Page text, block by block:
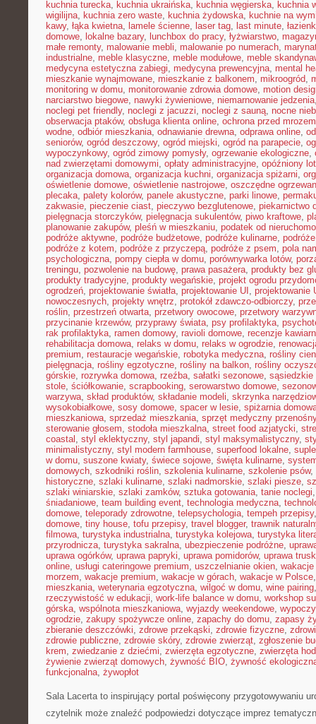
kuchnia turecka, kuchnia ukraińska, kuchnia węgierska, kuchnia
wigilijna, kuchnia zero waste, kuchnia żydowska, kuchnie na
kawy, łąka kwietna, lamele ścienne, laser tag, last minute,
domowe, lokalne bazary, lunchbox do pracy, łyżwiarstwo,
małe remonty, malowanie mebli, malowanie po numerach,
industrialne, meble klasyczne, meble modułowe, meble
medycyna estetyczna zabiegi, medycyna prewencyjna, mental
mieszkanie wynajmowane, mieszkanie z balkonem, mikroogród,
monitoring w domu, monitorowanie zdrowia domowe, motion
narciarstwo biegowe, nawyki żywieniowe, niemarnowanie jedzenia
noclegi pet friendly, noclegi z jacuzzi, noclegi z sauną, nocne
obserwacja ptaków, obsługa klienta online, ochrona przed mrozem
wodne, odbiór mieszkania, odnawianie drewna, odprawa online,
seniorów, ogród deszczowy, ogród miejski, ogród na parapecie,
wypoczynkowy, ogród zimowy pomysły, ogrzewanie ekologiczne,
nad zwierzętami domowymi, opłaty administracyjne, opóźniony lot
organizacja domowa, organizacja kuchni, organizacja spiżarni,
oświetlenie domowe, oświetlenie nastrojowe, oszczędne
plecaka, palety kolorów, panele akustyczne, parki linowe,
zakwasie, pieczenie ciast, pieczywo bezglutenowe, piekarnictwo
pielęgnacja storczyków, pielęgnacja sukulentów, piwo kraftowe,
planowanie zakupów, pleśń w mieszkaniu, podatek od
podróże aktywne, podróże budżetowe, podróże kulinarne,
podróże z kotem, podróże z przyczepą, podróże z psem, pola
psychologiczna, pompy ciepła w domu, porównywarka lotów,
treningu, pozwolenie na budowę, prawa pasażera, produkty bez
produkty tradycyjne, produkty wegańskie, projekt ogrodu
ogrodzeń, projektowanie światła, projektowanie UI , projektowanie
nowoczesnych, projekty wnętrz, protokół zdawczo-odbiorczy,
roślin, przestrzeń otwarta, przetwory owocowe, przetwory
przycinanie krzewów, przyprawy świata, psy profilaktyka,
rak profilaktyka, ramen domowy, ravioli domowe, recenzje
rehabilitacja domowa, relaks w domu, relaks w ogrodzie,
premium, restauracje wegańskie, robotyka medyczna, rośliny
pielęgnacja, rośliny egzotyczne, rośliny na balkon, rośliny
górskie, rozrywka domowa, rzeźba, sałatki sezonowe, sąsiedzkie
stole, ściółkowanie, scrapbooking, serowarstwo domowe,
warzywa, skład produktów, składanie modeli, skrzynka
wysokobiałkowe, sosy domowe, spacer w lesie, spiżarnia
mieszkaniowa, sprzedaż mieszkania, sprzęt medyczny przenośny
sterowanie głosem, stodoła mieszkalna, street food azjatycki,
coastal , styl eklektyczny, styl japandi, styl maksymalistyczny,
minimalistyczny, styl modern farmhouse, superfood lokalne,
w domu, suszone kwiaty, świece sojowe, święta kulinarne,
domowych, szkodniki roślin, szkolenia kulinarne, szkolenie psów,
historyczne, szlaki kulinarne, szlaki nadmorskie, szlaki piesze,
szlaki winiarskie, szlaki zamków, sztuka gotowania, tanie noclegi
śniadaniowe, team building event, technologia medyczna,
domowe, teleporady zdrowotne, telepsychologia, tempeh przepisy
domowe, tiny house, tofu przepisy, travel blogger, trawnik
filmowa, turystyka industrialna, turystyka kolejowa, turystyka
przyrodnicza, turystyka sakralna, ubezpieczenie podróżne,
uprawa ogórków, uprawa papryki, uprawa pomidorów, uprawa
online, usługi cateringowe premium, uszczelnianie okien,
morzem, wakacje premium, wakacje w górach, wakacje w Polsce
mieszkania, weterynaria egzotyczna, wilgoć w domu, wine pairing
rzeczywistość w edukacji, work-life balance w domu, workshop
górska, wspólnota mieszkaniowa, wyjazdy weekendowe,
ogrodzie, zakupy spożywcze online, zapachy do domu, zapasy
zbieranie deszczówki, zdrowe przekąski, zdrowie fizyczne,
zdrowie publiczne, zdrowie skóry, zdrowie zwierząt, zgłoszenie
krem, zwiedzanie z dziećmi, zwierzęta egzotyczne, zwierzęta
żywienie zwierząt domowych, żywność BIO, żywność
funkcjonalna, żywopłot
Sala Lacerta to inspirujący portal poświęcony przygotowywaniu
czytelnik może znaleźć podpowiedzi dotyczące imprez